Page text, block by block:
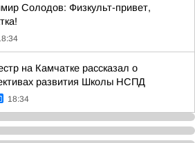
Солодов: Физкульт-привет,
на Камчатке рассказал о
развития Школы НСПД
18:34